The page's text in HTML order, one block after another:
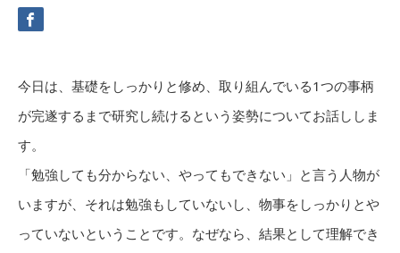
今日は、基礎をしっかりと修め、取り組んでいる1つの事柄
が完遂するまで研究し続けるという姿勢についてお話ししま
す。
「勉強しても分からない、やってもできない」と言う人物が
いますが、それは勉強もしていないし、物事をしっかりとや
っていないということです。なぜなら、結果として理解でき